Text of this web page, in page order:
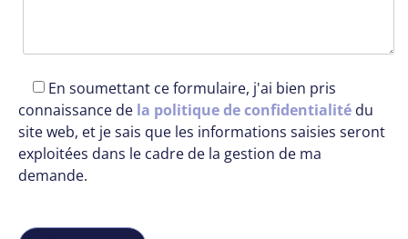
En soumettant ce formulaire, j'ai bien pris
connaissance de la politique de confidentialité du
site web, et je sais que les informations saisies seront
exploitées dans le cadre de la gestion de ma
demande.